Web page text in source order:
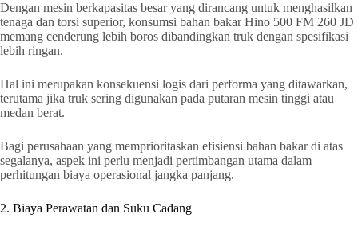
Dengan mesin berkapasitas besar yang dirancang untuk menghasilkan
tenaga dan torsi superior, konsumsi bahan bakar Hino 500 FM 260 JD
memang cenderung lebih boros dibandingkan truk dengan spesifikasi
lebih ringan.
Hal ini merupakan konsekuensi logis dari performa yang ditawarkan,
terutama jika truk sering digunakan pada putaran mesin tinggi atau
medan berat.
Bagi perusahaan yang memprioritaskan efisiensi bahan bakar di atas
segalanya, aspek ini perlu menjadi pertimbangan utama dalam
perhitungan biaya operasional jangka panjang.
2. Biaya Perawatan dan Suku Cadang